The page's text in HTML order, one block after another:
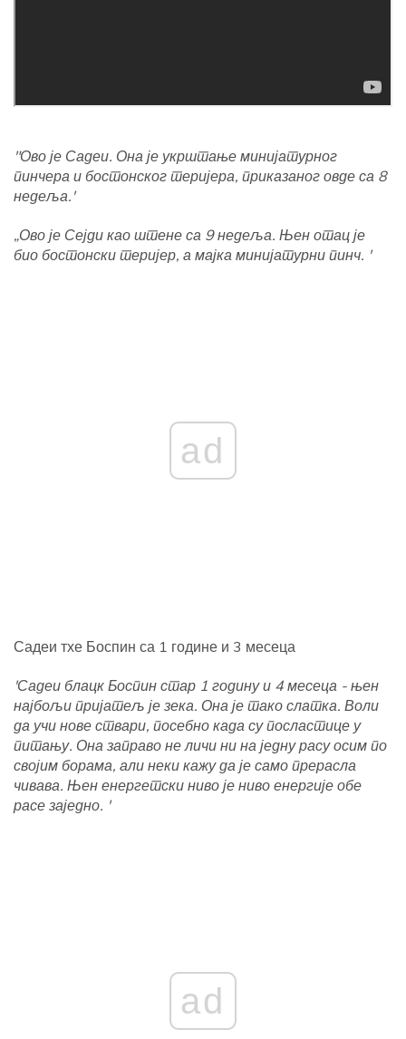
"Ово је Садеи. Она је укрштање минијатурног
пинчера и бостонског теријера, приказаног овде са 8
недеља.'
„Ово је Сејди као штене са 9 недеља. Њен отац је
био бостонски теријер, а мајка минијатурни пинч. '
ad
Садеи тхе Боспин са 1 године и 3 месеца
'Садеи блацк Боспин стар 1 годину и 4 месеца - њен
најбољи пријатељ је зека. Она је тако слатка. Воли
да учи нове ствари, посебно када су посластице у
питању. Она заправо не личи ни на једну расу осим по
својим борама, али неки кажу да је само прерасла
чивава. Њен енергетски ниво је ниво енергије обе
расе заједно. '
ad